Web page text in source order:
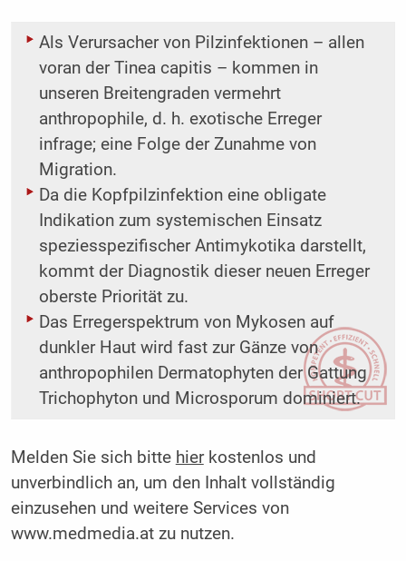
Als Verursacher von Pilzinfektionen – allen
voran der Tinea capitis – kommen in
unseren ­Breitengraden vermehrt
anthropophile, d. h. exotische Erreger
infrage; eine Folge der Zunahme von
Migration.
Da die Kopfpilzinfektion eine obligate
Indikation zum systemischen Einsatz
speziesspezifischer Antimykotika darstellt,
kommt der Diagnostik dieser neuen Erreger
oberste Priorität zu.
Das Erregerspektrum von Mykosen auf
dunkler Haut wird fast zur Gänze von
anthropophilen Dermatophyten der Gattung
Trichophyton und Microsporum dominiert.
Melden Sie sich bitte hierkostenlos und
unverbindlich an, um den Inhalt vollständig
einzusehen und weitere Services von
www.medmedia.at zu nutzen.